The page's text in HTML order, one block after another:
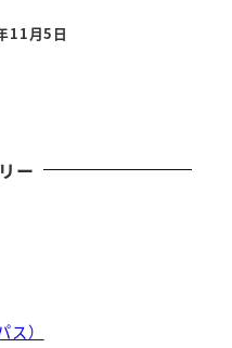
11月5日
ー
）